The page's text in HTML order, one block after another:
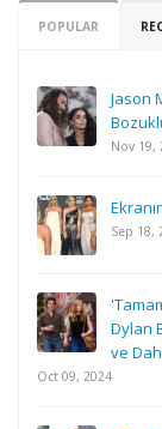
POPULAR
Jason
Nov 19,
Sep 18,
Dylan
ve
Oct 09, 2024